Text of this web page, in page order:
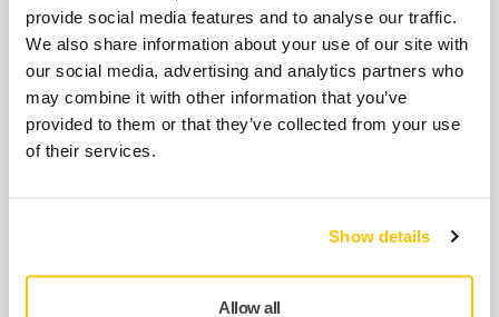
provide social media features and to analyse our traffic.
We also share information about your use of our site with
our social media, advertising and analytics partners who
may combine it with other information that you’ve
provided to them or that they’ve collected from your use
of their services.
Show details
Allow all
Verwante producten
SAMEN GEBRUIKEN
FFP2 Koolstofnanovezelmasker
SAMEN GEBRUIKEN